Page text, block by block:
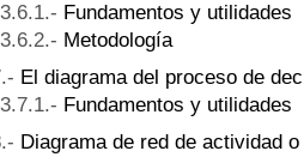
Fundamentos y utilidades
Metodología
El diagrama del proceso de
Fundamentos y utilidades
Diagrama de red de actividad